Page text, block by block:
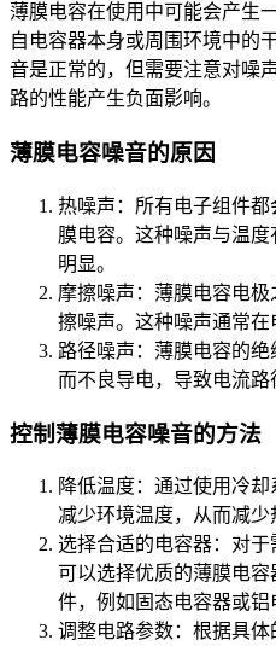
薄膜电容在使用中可能会产生
自电容器本身或周围环境中的
音是正常的，但需要注意对噪
路的性能产生负面影响。
薄膜电容噪音的原因
热噪声：所有电子组件
膜电容。这种噪声与温
明显。
摩擦噪声：薄膜电容电
擦噪声。这种噪声通常在
路径噪声：薄膜电容的
而不良导电，导致电流路
控制薄膜电容噪音的方法
降低温度：通过使用冷
减少环境温度，从而减少
选择合适的电容器：对于
可以选择优质的薄膜电
件，例如固态电容器或铝
调整电路参数：根据具